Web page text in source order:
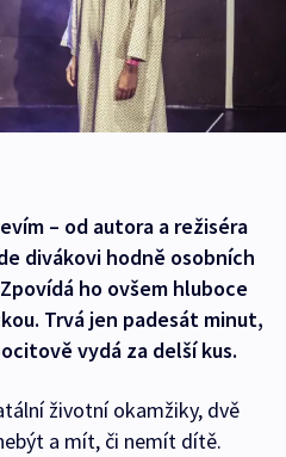
– od autora a režiséra
divákovi hodně osobních
ho ovšem hluboce
Trvá jen padesát minut,
vydá za delší kus.
životní okamžiky, dvě
a mít, či nemít dítě.